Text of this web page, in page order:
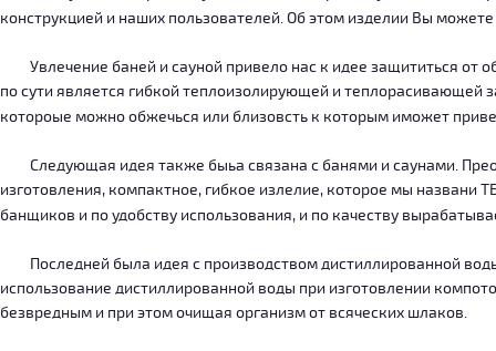
конструкцией и наших пользователей. Об этом изделии Вы
Увлечение баней и сауной привело нас к идее защититься от
по сути является гибкой теплоизолирующей и теплорасивающей
котороые можно обжечься или близовсть к которым иможет
Следующая идея также быьа связана с банями и саунами.
изготовления, компактное, гибкое излелие, которое мы
банщиков и по удобству использования, и по качеству
Последней была идея с производством дистиллированной
использование дистиллированной воды при изготовлении
безвредным и при этом очищая организм от всяческих шлаков.